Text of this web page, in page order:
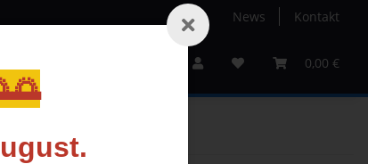
News Kontakt
0,00 €
Gutscheine Hersteller